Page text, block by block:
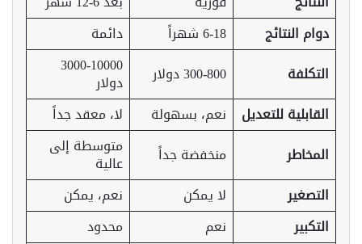
دوام النتائج
6-18 شهراً
دائمة
التكلفة
300-800 دولار 3000-10000
دولار
القابلية للتعديل
نعم، بسهولة
لا، معقد جداً
المخاطر
منخفضة جداً متوسطة إلى
عالية
التصغير
لا يمكن
نعم، يمكن
التكبير
نعم
محدود